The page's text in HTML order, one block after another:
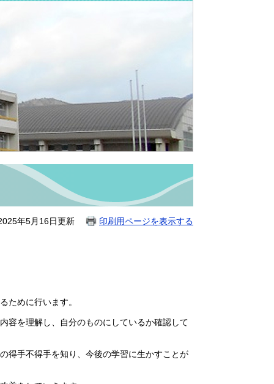
年5月16日更新 印刷用ページを表示する
ために行います。
容を理解し、自分のものにしているか確認して
得手不得手を知り、今後の学習に生かすことが